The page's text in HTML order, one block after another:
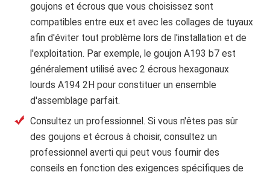
goujons et écrous que vous choisissez sont
compatibles entre eux et avec les collages de tuyaux
afin d'éviter tout problème lors de l'installation et de
l'exploitation. Par exemple, le goujon A193 b7 est
généralement utilisé avec 2 écrous hexagonaux
lourds A194 2H pour constituer un ensemble
d'assemblage parfait.
Consultez un professionnel. Si vous n'êtes pas sûr
des goujons et écrous à choisir, consultez un
professionnel averti qui peut vous fournir des
conseils en fonction des exigences spécifiques de